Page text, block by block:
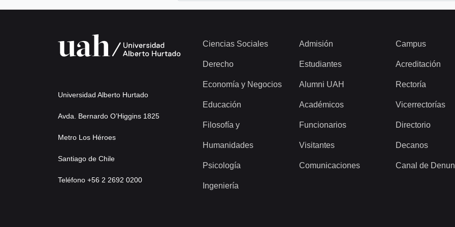
Universidad Alberto Hurtado
Avda. Bernardo O’Higgins 1825
Metro Los Héroes
Santiago de Chile
Teléfono +56 2 2692 0200
Ciencias Sociales
Derecho
Economía y Negocios
Educación
Filosofía y
Humanidades
Psicología
Ingeniería
Admisión
Estudiantes
Alumni UAH
Académicos
Funcionarios
Visitantes
Comunicaciones
Campus
Acreditación
Rectoría
Vicerrectorías
Directorio
Decanos
Canal de